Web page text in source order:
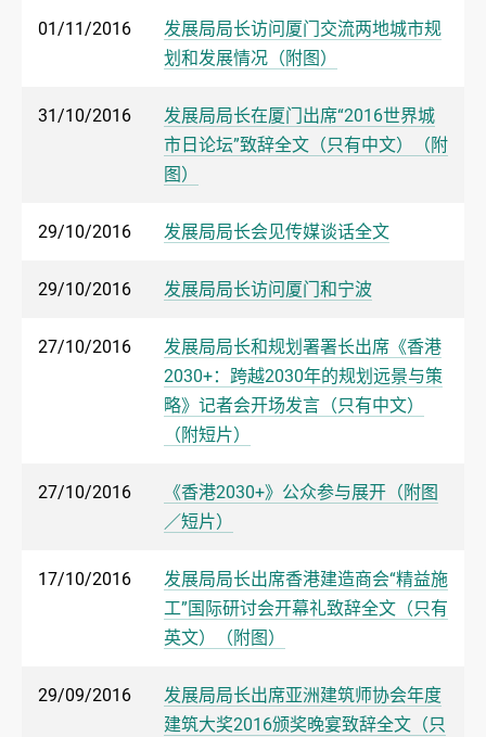
01/11/2016
发展局局长访问厦门交流两地城市规
划和发展情况（附图）
31/10/2016
发展局局长在厦门出席“2016世界城
市日论坛”致辞全文（只有中文）（附
图）
29/10/2016 发展局局长会见传媒谈话全文
29/10/2016 发展局局长访问厦门和宁波
27/10/2016
发展局局长和规划署署长出席《香港
2030+：跨越2030年的规划远景与策
略》记者会开场发言（只有中文）
（附短片）
27/10/2016
《香港2030+》公众参与展开（附图
／短片）
17/10/2016
发展局局长出席香港建造商会“精益施
工”国际研讨会开幕礼致辞全文（只有
英文）（附图）
29/09/2016
发展局局长出席亚洲建筑师协会年度
建筑大奖2016颁奖晚宴致辞全文（只